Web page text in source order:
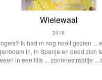
Wielewaal
2018
Ik had m nog nooit gezien ...
in, in Spanje en deed zich
in een flits ... zonnnestraaltje ...